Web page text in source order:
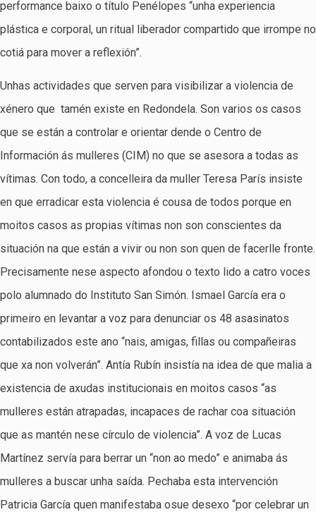
performance baixo o título Penélopes “unha experiencia
plástica e corporal, un ritual liberador compartido que irrompe no
cotiá para mover a reflexión”.
Unhas actividades que serven para visibilizar a violencia de
xénero que tamén existe en Redondela. Son varios os casos
que se están a controlar e orientar dende o Centro de
Información ás mulleres (CIM) no que se asesora a todas as
vítimas. Con todo, a concelleira da muller Teresa París insiste
en que erradicar esta violencia é cousa de todos porque en
moitos casos as propias vítimas non son conscientes da
situación na que están a vivir ou non son quen de facerlle fronte.
Precisamente nese aspecto afondou o texto lido a catro voces
polo alumnado do Instituto San Simón. Ismael García era o
primeiro en levantar a voz para denunciar os 48 asasinatos
contabilizados este ano “nais, amigas, fillas ou compañeiras
que xa non volverán”. Antía Rubín insistía na idea de que malia a
existencia de axudas institucionais en moitos casos “as
mulleres están atrapadas, incapaces de rachar coa situación
que as mantén nese círculo de violencia”. A voz de Lucas
Martínez servía para berrar un “non ao medo” e animaba ás
mulleres a buscar unha saída. Pechaba esta intervención
Patricia García quen manifestaba osue desexo “por celebrar un